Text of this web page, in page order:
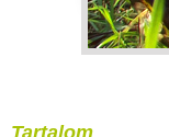
Tartalom